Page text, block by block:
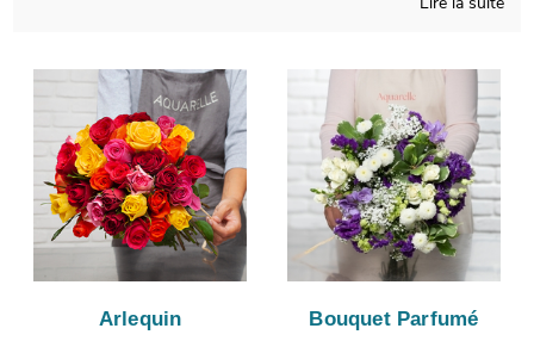
l’opportunité de vérifier que votre bouquet est bien conforme,
puisque cette photo vous sera envoyée. L’envoi sera ensuite
lancé. Rendez votre cadeau plus original encore avec un
message ou une photo à choisir par vos soins.
Arlequin Bouquet Parfumé